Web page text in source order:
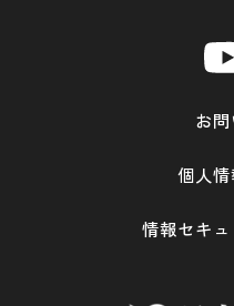
お
個人
情報セキ